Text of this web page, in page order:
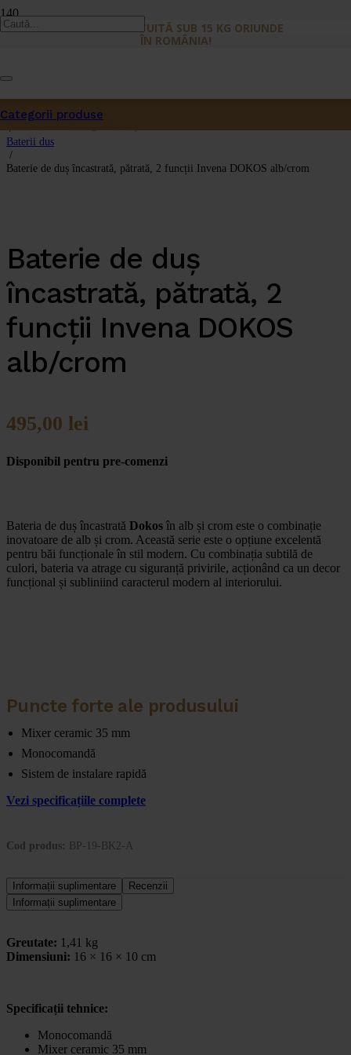
LIVRARE GRATUITĂ SUB 15 KG ORIUNDE
ÎN ROMÂNIA!
Produsa fost adăugat în coș.
Categorii produse
/
Dus
/
Baterii dus
/
Baterie de duș încastrată, pătrată, 2 funcții Invena DOKOS alb/crom
Baterie de duș
încastrată, pătrată, 2
funcții Invena DOKOS
alb/crom
495,00 lei
Disponibil pentru pre-comenzi
Bateria de duș încastrată Dokos în alb și crom este o combinație
inovatoare de alb și crom. Această serie este o opțiune excelentă
pentru băi funcționale în stil modern. Cu combinația subtilă de
culori, bateria va atrage cu siguranță privirile, acționând ca un decor
funcțional și subliniind caracterul modern al interiorului.
Puncte forte ale produsului
Mixer ceramic 35 mm
Monocomandă
Sistem de instalare rapidă
Vezi specificațiile complete
Cod produs: BP-19-BK2-A
Informații suplimentare
Recenzii
Informații suplimentare
Greutate: 1,41 kg
Dimensiuni: 16 × 16 × 10 cm
Specificații tehnice:
Monocomandă
Mixer ceramic 35 mm